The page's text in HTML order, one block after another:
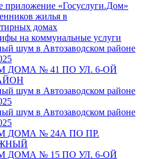
приложение «Госуслуги.Дом»
жилья в
домах
на коммунальные услуги
шум в Автозаводском районе
ДОМА № 41 ПО УЛ. 6-ОЙ
шум в Автозаводском районе
шум в Автозаводском районе
ДОМА № 24А ПО ПР.
ДОМА № 15 ПО УЛ. 6-ОЙ